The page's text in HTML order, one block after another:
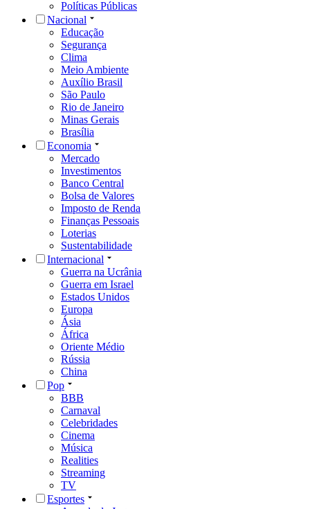
Políticas Públicas
Nacional
Educação
Segurança
Clima
Meio Ambiente
Auxílio Brasil
São Paulo
Rio de Janeiro
Minas Gerais
Brasília
Economia
Mercado
Investimentos
Banco Central
Bolsa de Valores
Imposto de Renda
Finanças Pessoais
Loterias
Sustentabilidade
Internacional
Guerra na Ucrânia
Guerra em Israel
Estados Unidos
Europa
Ásia
África
Oriente Médio
Rússia
China
Pop
BBB
Carnaval
Celebridades
Cinema
Música
Realities
Streaming
TV
Esportes